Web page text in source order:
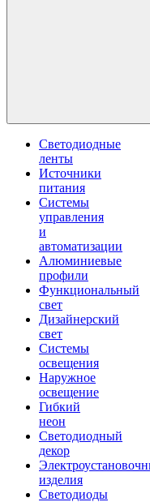
Светодиодные
ленты
Источники
питания
Системы
управления
и
автоматизации
Алюминиевые
профили
Функциональный
свет
Дизайнерский
свет
Системы
освещения
Наружное
освещение
Гибкий
неон
Светодиодный
декор
изделия
Светодиоды